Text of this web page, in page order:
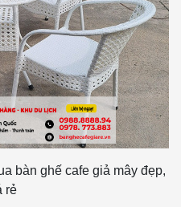
bàn ghế cafe giả mây đẹp,
rẻ